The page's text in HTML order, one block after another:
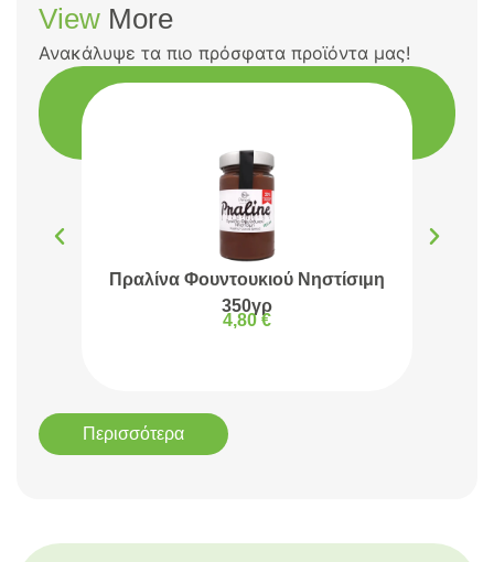
View More
Ανακάλυψε τα πιο πρόσφατα προϊόντα μας!
Πραλίνα Φουντουκιού Νηστίσιμη
350γρ
4,80 €
Περισσότερα